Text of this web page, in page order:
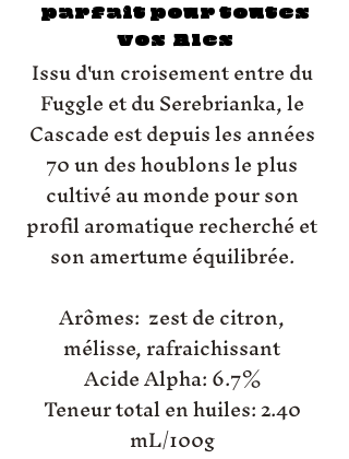
parfait pour toutes
vos Ales
Issu d'un croisement entre du
Fuggle et du Serebrianka, le
Cascade est depuis les années
70 un des houblons le plus
cultivé au monde pour son
profil aromatique recherché et
son amertume équilibrée.
Arômes: zest de citron,
mélisse, rafraichissant
Acide Alpha: 6.7%
Teneur total en huiles: 2.40
mL/100g